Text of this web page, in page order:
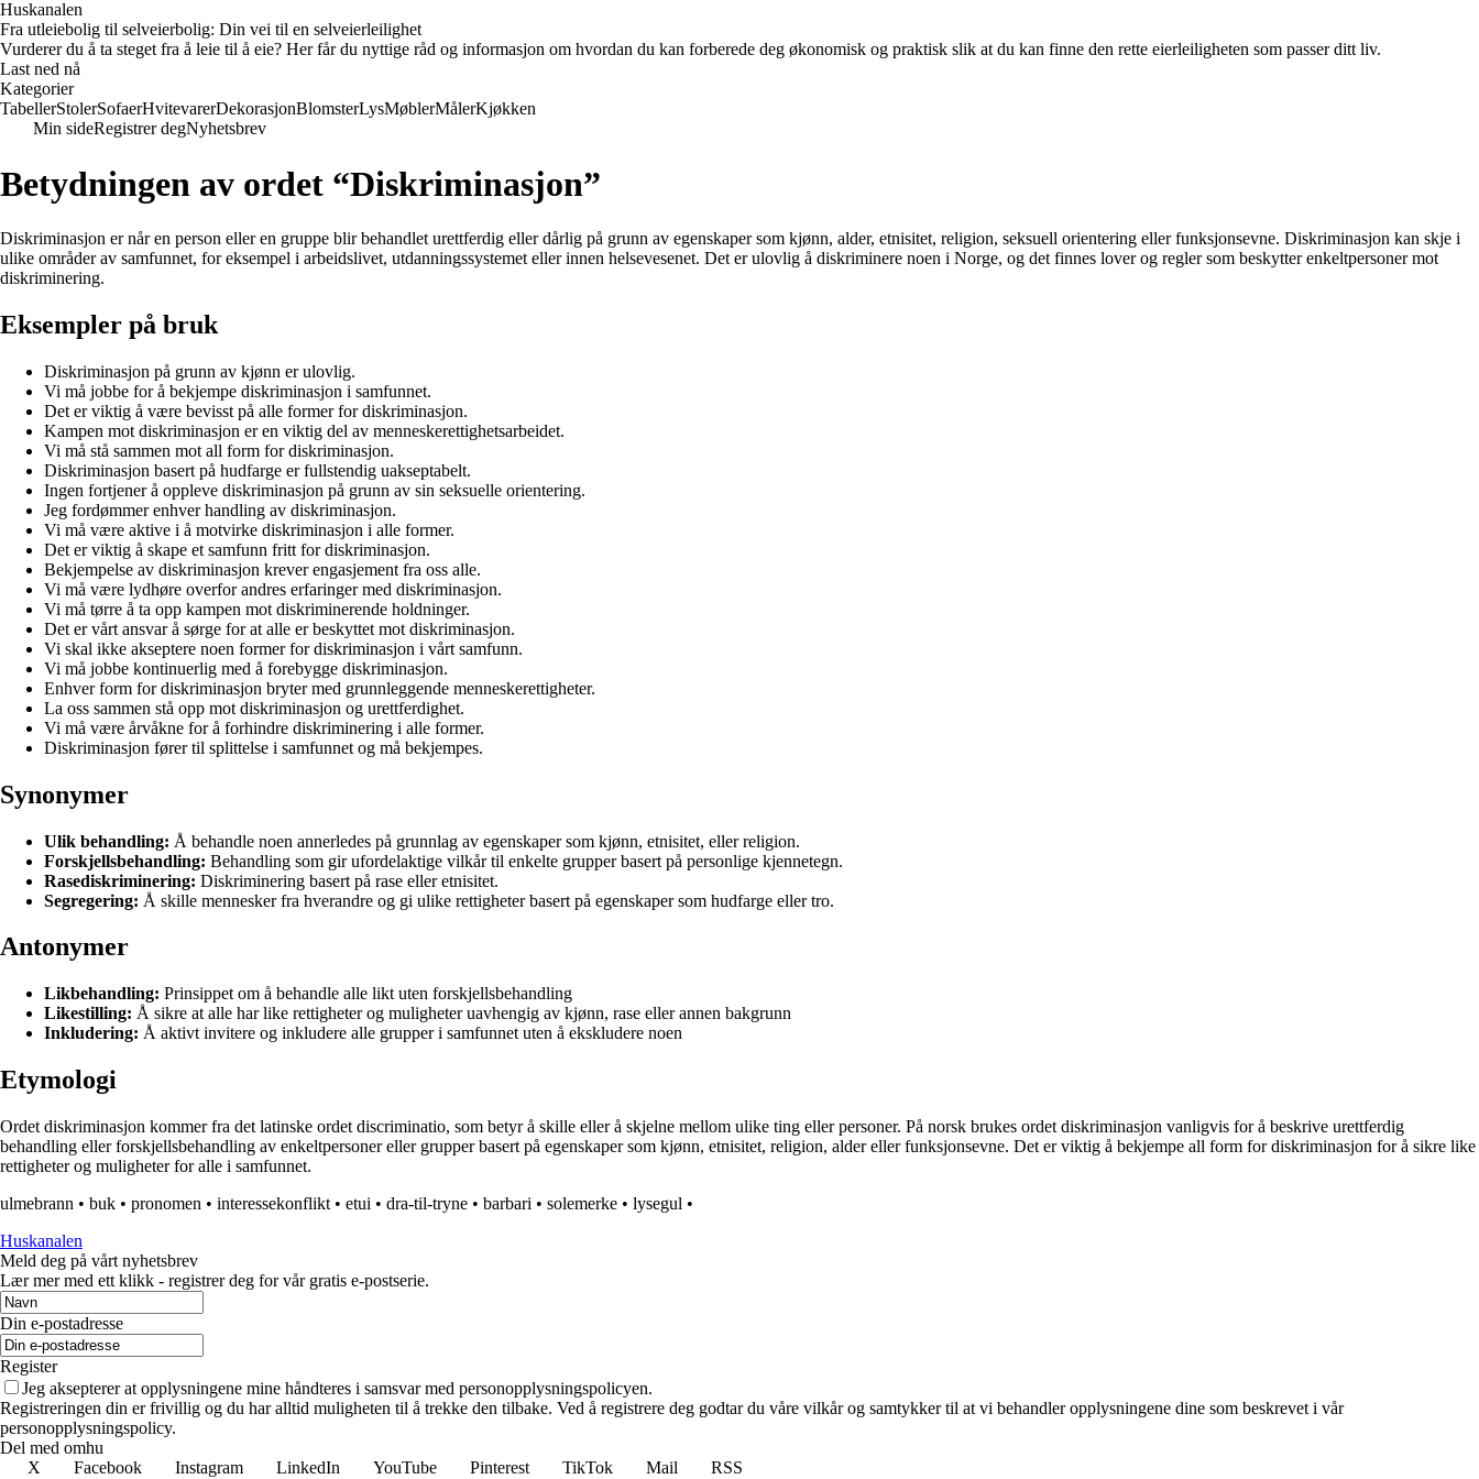
Huskanalen
Fra utleiebolig til selveierbolig: Din vei til en selveierleilighet
Vurderer du å ta steget fra å leie til å eie? Her får du nyttige råd og informasjon om hvordan du kan forberede deg økonomisk og praktisk slik at du kan finne den rette eierleiligheten som passer ditt liv.
Last ned nå
Kategorier
TabellerStolerSofaerHvitevarerDekorasjonBlomsterLysMøblerMålerKjøkken
Min sideRegistrer degNyhetsbrev
Betydningen av ordet “Diskriminasjon”
Diskriminasjon er når en person eller en gruppe blir behandlet urettferdig eller dårlig på grunn av egenskaper som kjønn, alder, etnisitet, religion, seksuell orientering eller funksjonsevne. Diskriminasjon kan skje i
ulike områder av samfunnet, for eksempel i arbeidslivet, utdanningssystemet eller innen helsevesenet. Det er ulovlig å diskriminere noen i Norge, og det finnes lover og regler som beskytter enkeltpersoner mot
diskriminering.
Eksempler på bruk
Diskriminasjon på grunn av kjønn er ulovlig.
Vi må jobbe for å bekjempe diskriminasjon i samfunnet.
Det er viktig å være bevisst på alle former for diskriminasjon.
Kampen mot diskriminasjon er en viktig del av menneskerettighetsarbeidet.
Vi må stå sammen mot all form for diskriminasjon.
Diskriminasjon basert på hudfarge er fullstendig uakseptabelt.
Ingen fortjener å oppleve diskriminasjon på grunn av sin seksuelle orientering.
Jeg fordømmer enhver handling av diskriminasjon.
Vi må være aktive i å motvirke diskriminasjon i alle former.
Det er viktig å skape et samfunn fritt for diskriminasjon.
Bekjempelse av diskriminasjon krever engasjement fra oss alle.
Vi må være lydhøre overfor andres erfaringer med diskriminasjon.
Vi må tørre å ta opp kampen mot diskriminerende holdninger.
Det er vårt ansvar å sørge for at alle er beskyttet mot diskriminasjon.
Vi skal ikke akseptere noen former for diskriminasjon i vårt samfunn.
Vi må jobbe kontinuerlig med å forebygge diskriminasjon.
Enhver form for diskriminasjon bryter med grunnleggende menneskerettigheter.
La oss sammen stå opp mot diskriminasjon og urettferdighet.
Vi må være årvåkne for å forhindre diskriminering i alle former.
Diskriminasjon fører til splittelse i samfunnet og må bekjempes.
Synonymer
Ulik behandling: Å behandle noen annerledes på grunnlag av egenskaper som kjønn, etnisitet, eller religion.
Forskjellsbehandling: Behandling som gir ufordelaktige vilkår til enkelte grupper basert på personlige kjennetegn.
Rasediskriminering: Diskriminering basert på rase eller etnisitet.
Segregering: Å skille mennesker fra hverandre og gi ulike rettigheter basert på egenskaper som hudfarge eller tro.
Antonymer
Likbehandling: Prinsippet om å behandle alle likt uten forskjellsbehandling
Likestilling: Å sikre at alle har like rettigheter og muligheter uavhengig av kjønn, rase eller annen bakgrunn
Inkludering: Å aktivt invitere og inkludere alle grupper i samfunnet uten å ekskludere noen
Etymologi
Ordet diskriminasjon kommer fra det latinske ordet discriminatio, som betyr å skille eller å skjelne mellom ulike ting eller personer. På norsk brukes ordet diskriminasjon vanligvis for å beskrive urettferdig
behandling eller forskjellsbehandling av enkeltpersoner eller grupper basert på egenskaper som kjønn, etnisitet, religion, alder eller funksjonsevne. Det er viktig å bekjempe all form for diskriminasjon for å sikre like
rettigheter og muligheter for alle i samfunnet.
ulmebrann • buk • pronomen • interessekonflikt • etui • dra-til-tryne • barbari • solemerke • lysegul •
Huskanalen
Meld deg på vårt nyhetsbrev
Lær mer med ett klikk - registrer deg for vår gratis e-postserie.
Din e-postadresse
Register
Jeg aksepterer at opplysningene mine håndteres i samsvar med personopplysningspolicyen.
Registreringen din er frivillig og du har alltid muligheten til å trekke den tilbake. Ved å registrere deg godtar du våre vilkår og samtykker til at vi behandler opplysningene dine som beskrevet i vår
personopplysningspolicy.
Del med omhu
X
Facebook Instagram LinkedIn YouTube Pinterest TikTok Mail RSS